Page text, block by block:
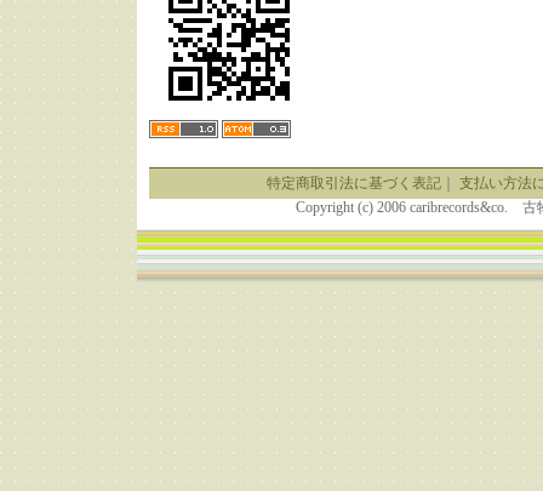
特定商取引法に基づく表記｜ 支払い方法
Copyright (c) 2006 caribrecords&co.